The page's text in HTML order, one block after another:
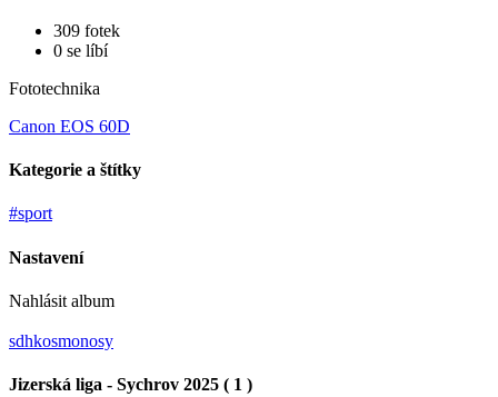
309 fotek
0 se líbí
Fototechnika
Canon EOS 60D
Kategorie a štítky
#sport
Nastavení
Nahlásit album
sdhkosmonosy
Jizerská liga - Sychrov 2025 ( 1 )